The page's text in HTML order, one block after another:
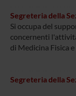
Segreteria della
Si occupa del
concernenti
di Medicina Fisica
Segreteria della